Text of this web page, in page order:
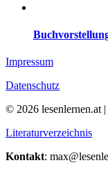
Impressum
Datenschutz
© 2026 lesenlernen.at
Literaturverzeichnis
Kontakt: